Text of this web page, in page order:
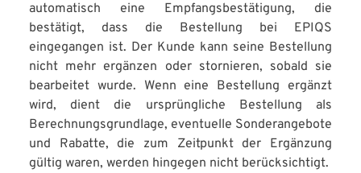
automatisch eine Empfangsbestätigung, die
bestätigt, dass die Bestellung bei EPIQS
eingegangen ist. Der Kunde kann seine Bestellung
nicht mehr ergänzen oder stornieren, sobald sie
bearbeitet wurde. Wenn eine Bestellung ergänzt
wird, dient die ursprüngliche Bestellung als
Berechnungsgrundlage, eventuelle Sonderangebote
und Rabatte, die zum Zeitpunkt der Ergänzung
gültig waren, werden hingegen nicht berücksichtigt.